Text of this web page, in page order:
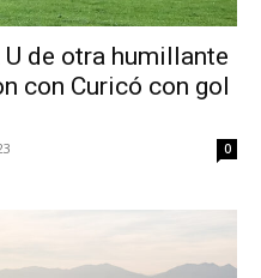
de otra humillante
con Curicó con gol
0